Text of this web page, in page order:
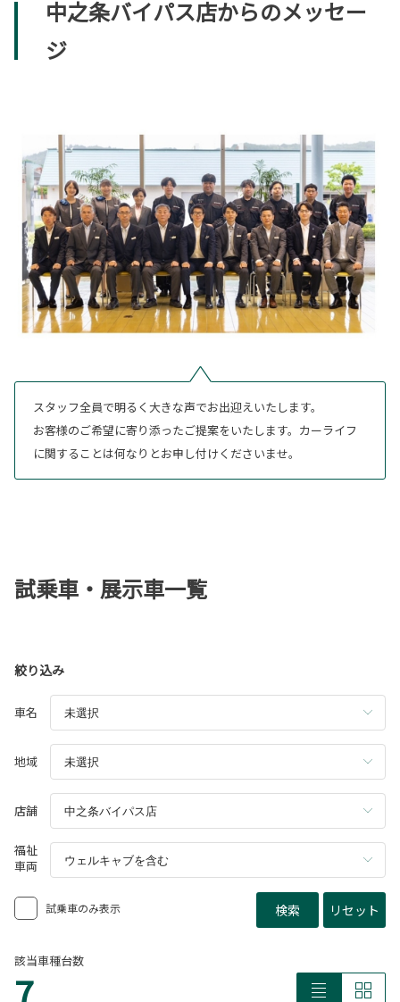
中之条バイパス店からのメッセー
ジ
スタッフ全員で明るく大きな声でお出迎えいたします。
お客様のご希望に寄り添ったご提案をいたします。カーライフ
に関することは何なりとお申し付けくださいませ。
試乗車・展示車一覧
絞り込み
車名
地域
店舗
福祉
車両
試乗車のみ表示 検索 リセット
該当車種台数